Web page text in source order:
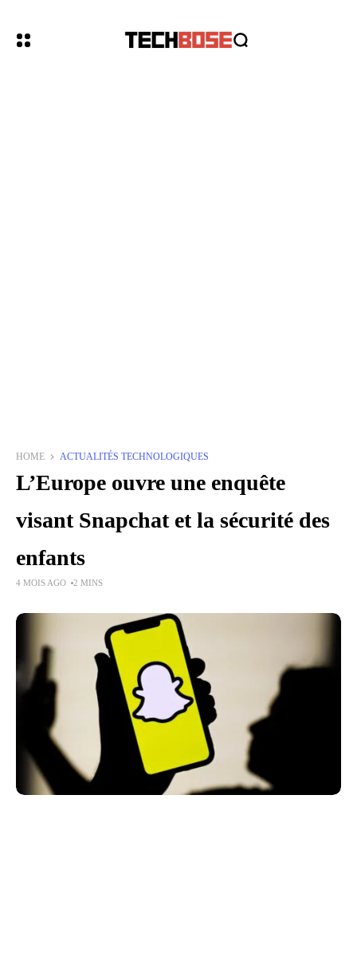
HOME ACTUALITÉS TECHNOLOGIQUES
L’Europe ouvre une enquête
visant Snapchat et la sécurité des
enfants
4 MOIS AGO 2 MINS